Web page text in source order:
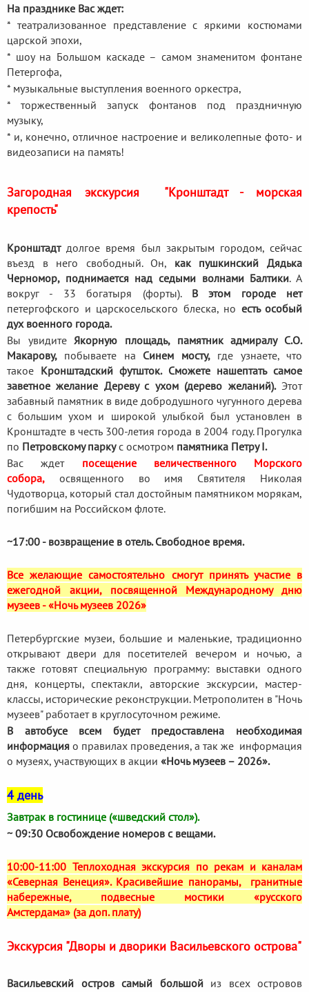
На празднике Вас ждет:
* театрализованное представление с яркими костюмами
царской эпохи,
* шоу на Большом каскаде – самом знаменитом фонтане
Петергофа,
* музыкальные выступления военного оркестра,
* торжественный запуск фонтанов под праздничную
музыку,
* и, конечно, отличное настроение и великолепные фото- и
видеозаписи на память!
Загородная экскурсия "Кронштадт - морская
крепость"
Кронштадтдолгое время был закрытым городом, сейчас
въезд в него свободный. Он, как пушкинский Дядька
Черномор, поднимается над седыми волнами Балтики. А
вокруг - 33 богатыря (форты). В этом городе нет
петергофского и царскосельского блеска, но есть особый
дух военного города.
Вы увидите Якорную площадь, памятник адмиралу С.О.
Макарову, побываете на Синем мосту,где узнаете, что
такое Кронштадский футшток. Сможете нашептать самое
заветное желание Дереву с ухом (дерево желаний).Этот
забавный памятник в виде добродушного чугунного дерева
с большим ухом и широкой улыбкой был установлен в
Кронштадте в честь 300-летия города в 2004 году. Прогулка
по Петровскому паркус осмотром памятника Петру I.
Вас ждет посещение величественного Морского
собора, освященного во имя Святителя Николая
Чудотворца, который стал достойным памятником морякам,
погибшим на Российском флоте.
~17:00 - возвращение в отель. Свободное время.
Все желающие самостоятельно смогут принять участие в
ежегодной акции, посвященной Международному дню
музеев - «Ночь музеев 2026»
Петербургские музеи, большие и маленькие, традиционно
открывают двери для посетителей вечером и ночью, а
также готовят специальную программу: выставки одного
дня, концерты, спектакли, авторские экскурсии, мастер-
классы, исторические реконструкции. Метрополитен в "Ночь
музеев" работает в круглосуточном режиме.
В автобусе всем будет предоставлена необходимая
информация о правилах проведения, а так же информация
о музеях, участвующих в акции «Ночь музеев – 2026».
4 день
Завтрак в гостинице («шведский стол»).
~ 09:30 Освобождение номеров с вещами.
10:00-11:00 Теплоходная экскурсия по рекам и каналам
«Северная Венеция». Красивейшие панорамы, гранитные
набережные, подвесные мостики «русского
Амстердама» (за доп. плату)
Экскурсия "Дворы и дворики Васильевского острова"
Васильевский остров самый большойиз всех островов